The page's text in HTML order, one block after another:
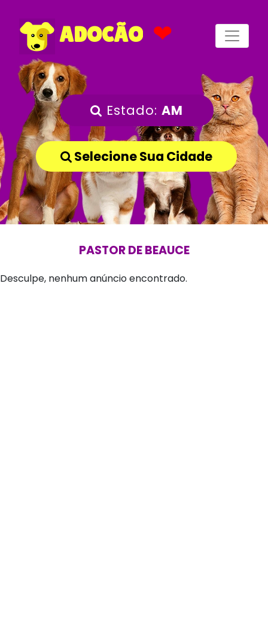
ADOCÃO ❤
Estado: AM
Selecione Sua Cidade
PASTOR DE BEAUCE
Desculpe, nenhum anúncio encontrado.